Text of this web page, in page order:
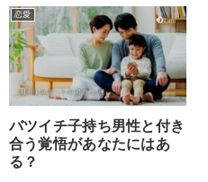
恋愛
バツイチ子持ち男性と付き
合う覚悟があなたにはあ
る？